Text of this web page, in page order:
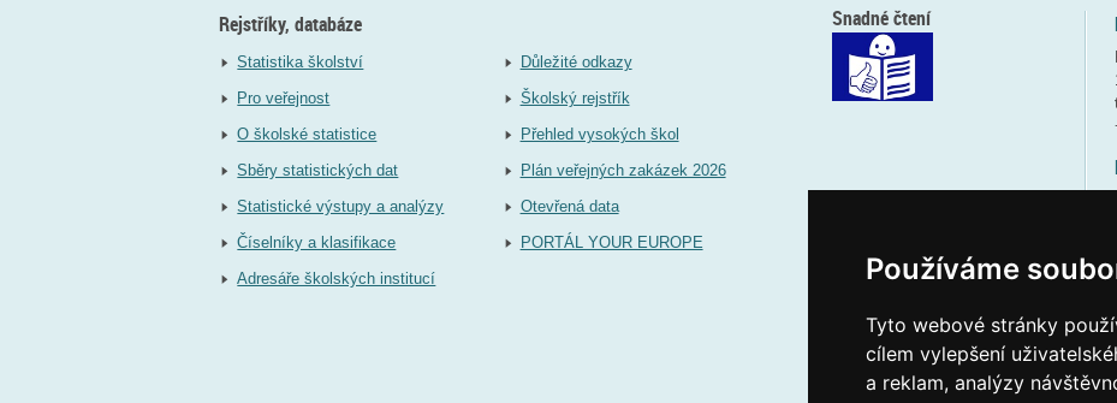
Používáme
Tyto webové stránky
cílem vylepšení
a reklam, analýzy
Rejstříky, databáze
Statistika školství
Pro veřejnost
O školské statistice
Sběry statistických dat
Statistické výstupy a analýzy
Číselníky a klasifikace
Adresáře školských institucí
Důležité odkazy
Školský rejstřík
Přehled vysokých škol
Plán veřejných zakázek 2026
Otevřená data
PORTÁL YOUR EUROPE
Snadné čtení